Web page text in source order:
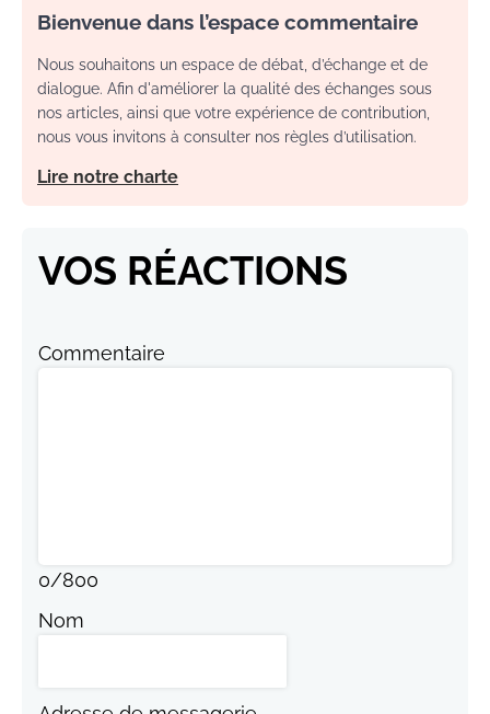
Bienvenue dans l’espace commentaire
Nous souhaitons un espace de débat, d’échange et de
dialogue. Afin d'améliorer la qualité des échanges sous
nos articles, ainsi que votre expérience de contribution,
nous vous invitons à consulter nos règles d’utilisation.
Lire notre charte
VOS RÉACTIONS
Commentaire
0/800
Nom